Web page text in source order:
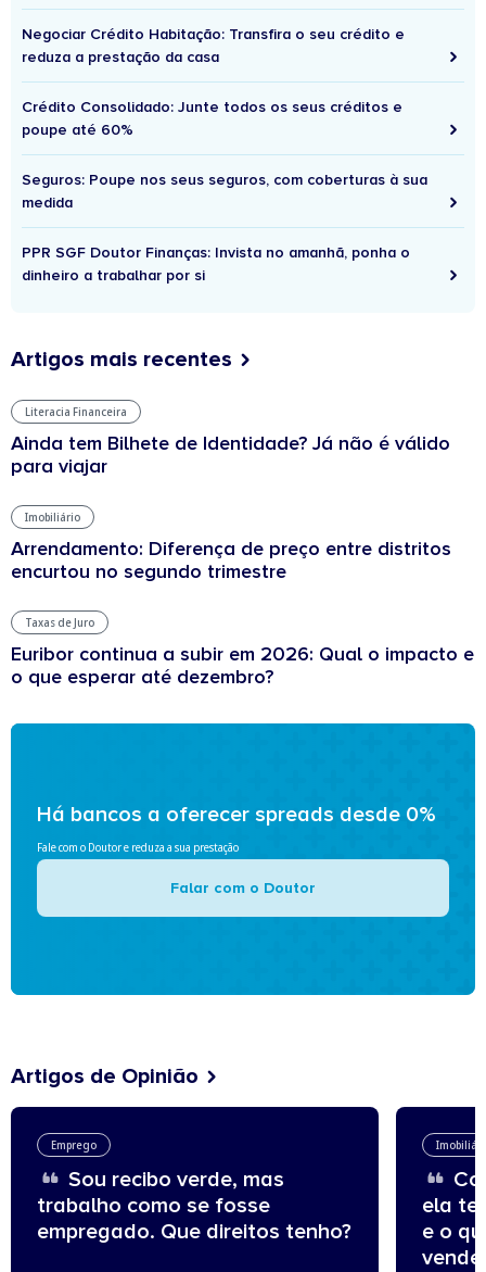
Negociar Crédito Habitação: Transfira o seu crédito e
reduza a prestação da casa
Crédito Consolidado: Junte todos os seus créditos e
poupe até 60%
Seguros: Poupe nos seus seguros, com coberturas à sua
medida
PPR SGF Doutor Finanças: Invista no amanhã, ponha o
dinheiro a trabalhar por si
Artigos mais recentes
Literacia Financeira
Ainda tem Bilhete de Identidade? Já não é válido
para viajar
Imobiliário
Arrendamento: Diferença de preço entre distritos
encurtou no segundo trimestre
Taxas de Juro
Euribor continua a subir em 2026: Qual o impacto e
o que esperar até dezembro?
Há bancos a oferecer spreads desde 0%
Fale com o Doutor e reduza a sua prestação
Falar com o Doutor
Artigos de Opinião
Emprego
Sou recibo verde, mas
trabalho como se fosse
empregado. Que direitos tenho?
ela
e o